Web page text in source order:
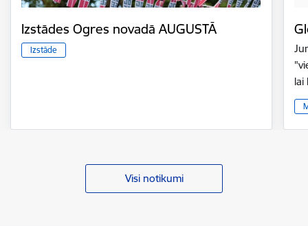
Izstādes Ogres novadā AUGUSTĀ
Izstāde
lai
Visi notikumi